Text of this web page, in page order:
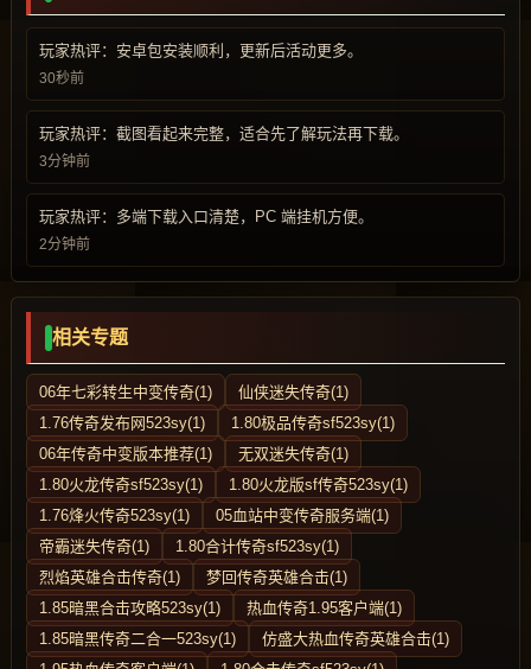
玩家热评：安卓包安装顺利，更新后活动更多。
30秒前
玩家热评：截图看起来完整，适合先了解玩法再下载。
3分钟前
玩家热评：多端下载入口清楚，PC 端挂机方便。
2分钟前
相关专题
06年七彩转生中变传奇(1)
仙侠迷失传奇(1)
1.76传奇发布网523sy(1)
1.80极品传奇sf523sy(1)
06年传奇中变版本推荐(1)
无双迷失传奇(1)
1.80火龙传奇sf523sy(1)
1.80火龙版sf传奇523sy(1)
1.76烽火传奇523sy(1)
05血站中变传奇服务端(1)
帝霸迷失传奇(1)
1.80合计传奇sf523sy(1)
烈焰英雄合击传奇(1)
梦回传奇英雄合击(1)
1.85暗黑合击攻略523sy(1)
热血传奇1.95客户端(1)
1.85暗黑传奇二合一523sy(1)
仿盛大热血传奇英雄合击(1)